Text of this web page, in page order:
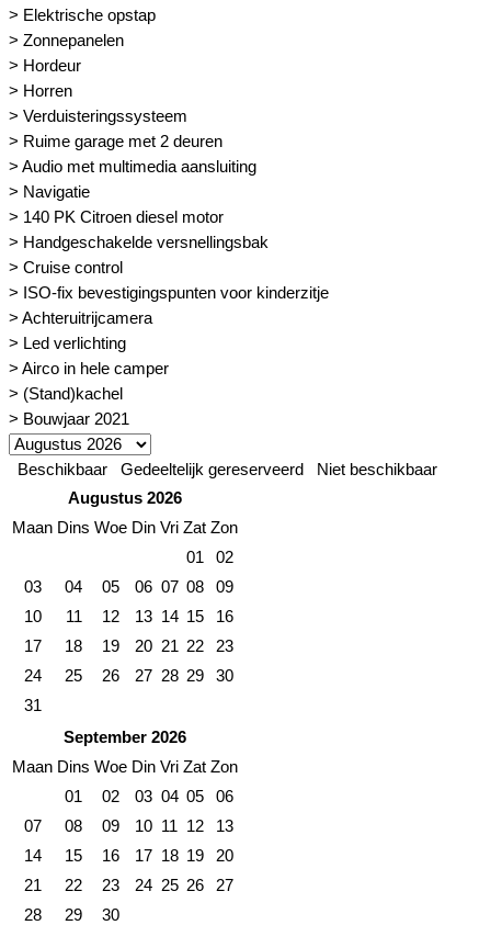
> Elektrische opstap
> Zonnepanelen
> Hordeur
> Horren
> Verduisteringssysteem
> Ruime garage met 2 deuren
> Audio met multimedia aansluiting
> Navigatie
> 140 PK Citroen diesel motor
> Handgeschakelde versnellingsbak
> Cruise control
> ISO-fix bevestigingspunten voor kinderzitje
> Achteruitrijcamera
> Led verlichting
> Airco in hele camper
> (Stand)kachel
> Bouwjaar 2021
Beschikbaar Gedeeltelijk gereserveerd
Niet beschikbaar
Augustus 2026
Maan Dins Woe Din Vri Zat Zon
01
02
03
04 05 06 07 08
09
10
11 12 13 14 15
16
17
18 19 20 21 22
23
24
25 26 27 28 29
30
31
September 2026
Maan Dins Woe Din Vri Zat Zon
01
02 03 04 05
06
07
08 09 10 11 12
13
14
15 16 17 18 19
20
21
22 23 24 25 26
27
28
29
30